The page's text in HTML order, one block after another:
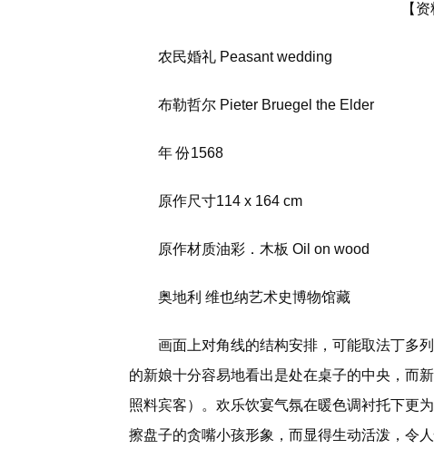
【
农民婚礼 Peasant wedding
布勒哲尔 Pieter Bruegel the Elder
年 份1568
原作尺寸114 x 164 cm
原作材质油彩．木板 Oil on wood
奥地利 维也纳艺术史博物馆藏
画面上对角线的结构安排，可能取法丁多
的新娘十分容易地看出是处在桌子的中央，而
照料宾客）。欢乐饮宴气氛在暖色调衬托下更
擦盘子的贪嘴小孩形象，而显得生动活泼，令人